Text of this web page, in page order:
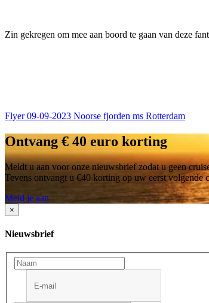
Zin gekregen om mee aan boord te gaan van deze
Flyer 09-09-2023 Noorse fjorden ms Rotterdam
Ontvang € 40 euro korting
Meldt u aan voor onze nieuwsbrief zodat u geen
Tevens ontvangt u €40 korting op uw eerst volgende
Meld je aan
×
Nieuwsbrief